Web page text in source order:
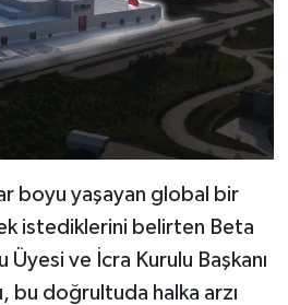
boyu yaşayan global bir
istediklerini belirten Beta
Üyesi ve İcra Kurulu Başkanı
bu doğrultuda halka arzı